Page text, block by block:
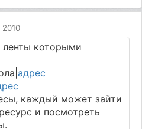
2010
которыми
адрес
каждый может зайти
и посмотреть